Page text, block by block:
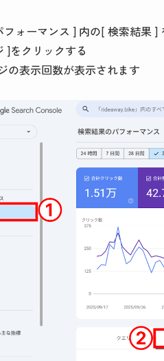
フォーマンス ] 内の[ 検索結果 ]
]をクリックする
の表示回数が表示されます